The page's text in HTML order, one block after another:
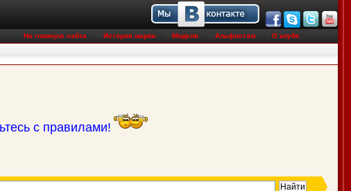
На главную сайта История марки Модели Альфистам О клубе
с правилами!